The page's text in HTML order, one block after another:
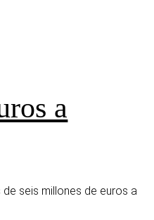
a
seis millones de euros a